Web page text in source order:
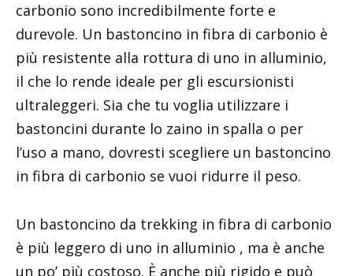
carbonio sono incredibilmente forte e
durevole. Un bastoncino in fibra di carbonio è
più resistente alla rottura di uno in alluminio,
il che lo rende ideale per gli escursionisti
ultraleggeri. Sia che tu voglia utilizzare i
bastoncini durante lo zaino in spalla o per
l’uso a mano, dovresti scegliere un bastoncino
in fibra di carbonio se vuoi ridurre il peso.
Un bastoncino da trekking in fibra di carbonio
è più leggero di uno in alluminio , ma è anche
un po’ più costoso. È anche più rigido e può